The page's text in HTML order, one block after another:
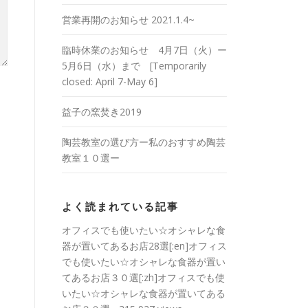
営業再開のお知らせ 2021.1.4~
臨時休業のお知らせ 4月7日（火）ー
5月6日（水）まで [Temporarily
closed: April 7-May 6]
益子の窯焚き2019
陶芸教室の選び方ー私のおすすめ陶芸
教室１０選ー
よく読まれている記事
オフィスでも使いたい☆オシャレな食
器が置いてあるお店28選[:en]オフィス
でも使いたい☆オシャレな食器が置い
てあるお店３０選[:zh]オフィスでも使
いたい☆オシャレな食器が置いてある